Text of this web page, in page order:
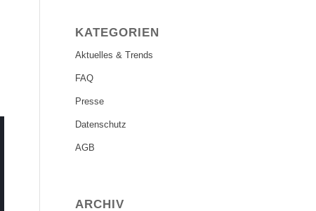
KATEGORIEN
Aktuelles & Trends
FAQ
Presse
Datenschutz
AGB
ARCHIV